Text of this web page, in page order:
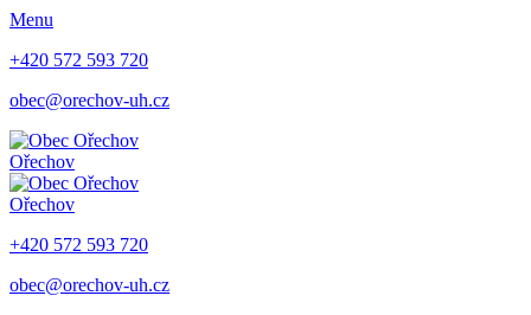
Menu
+420 572 593 720
obec@orechov-uh.cz
Ořechov
Ořechov
+420 572 593 720
obec@orechov-uh.cz